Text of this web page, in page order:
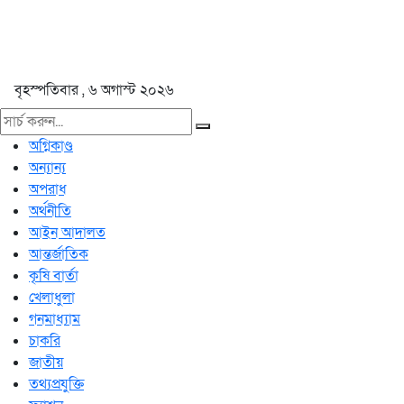
বৃহস্পতিবার , ৬ অগাস্ট ২০২৬
অগ্নিকাণ্ড
অন্যান্য
অপরাধ
অর্থনীতি
আইন আদালত
আন্তর্জাতিক
কৃষি বার্তা
খেলাধুলা
গনমাধ্যাম
চাকরি
জাতীয়
তথ্যপ্রযুক্তি